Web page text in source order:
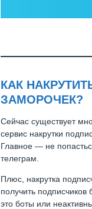
КАК
ЗАМОРОЧЕК?
Сейчас существует
сервис накрутки
Главное — не
телеграм.
Плюс, накрутка
получить
это боты или